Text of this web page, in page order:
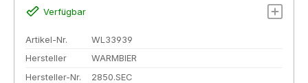
Verfügbar
Artikel-Nr.
WL33939
Hersteller
WARMBIER
Hersteller-Nr.
2850.SEC